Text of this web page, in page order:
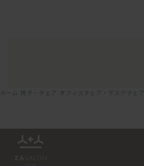
ホーム 椅子・チェア オフィスチェア・デスクチェア